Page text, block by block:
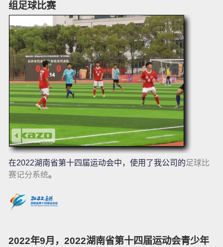
组足球比赛
在2022湖南省第十四届运动会中，使用了我公司的足球比
赛记分系统。
2022年9月，2022湖南省第十四届运动会青少年